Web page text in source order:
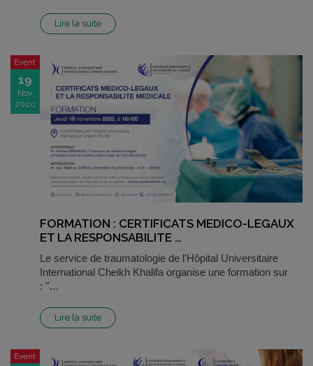
Lire la suite
Event
19
Nov
2020
FORMATION : CERTIFICATS MEDICO-LEGAUX
ET LA RESPONSABILITE …
Le service de traumatologie de l'Hôpital Universitaire
International Cheikh Khalifa organise une formation sur
: "…
Lire la suite
Event